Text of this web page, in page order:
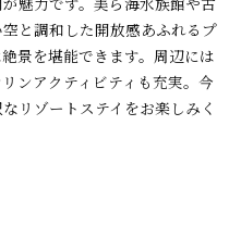
と調和した開放感あふれるプ
景を堪能できます。周辺には
ンアクティビティも充実。今
リゾートステイをお楽しみく